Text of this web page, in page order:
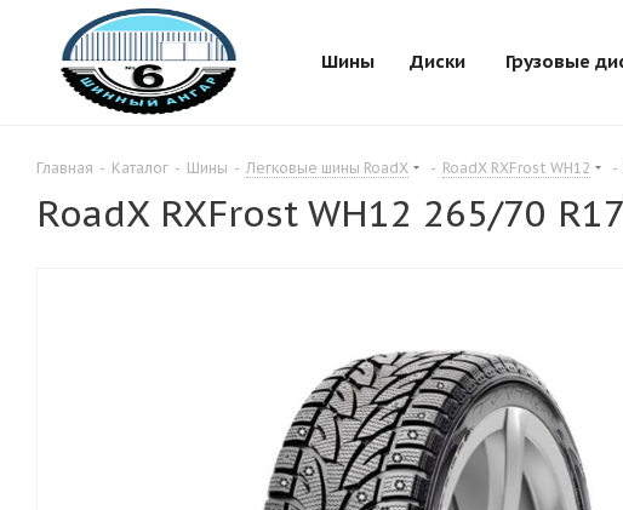
Шины Диски Грузовые
Главная - Каталог - Шины - Легковые шины RoadX - RoadX RXFrost WH12 -
RoadX RXFrost WH12 265/70